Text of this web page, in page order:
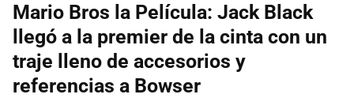
Mario Bros la Película: Jack Black
llegó a la premier de la cinta con un
traje lleno de accesorios y
referencias a Bowser